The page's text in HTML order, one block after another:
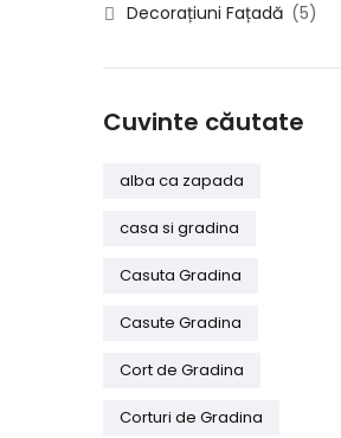
Decorațiuni Fațadă (5)
Cuvinte căutate
alba ca zapada
casa si gradina
Casuta Gradina
Casute Gradina
Cort de Gradina
Corturi de Gradina